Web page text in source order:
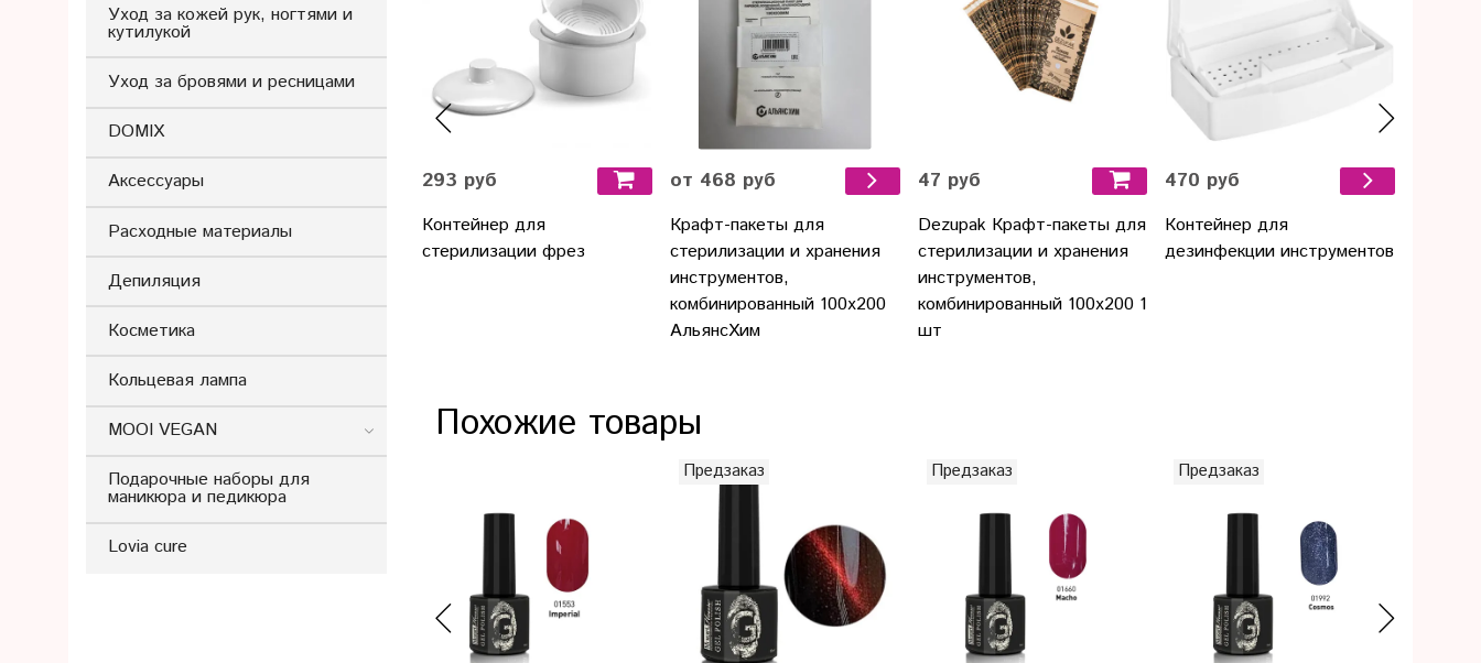
293 руб
Контейнер для
стерилизации фрез
от 468 руб
Крафт-пакеты для
стерилизации и хранения
инструментов,
комбинированный 100х200
АльянсХим
47 руб
Dezupak Крафт-пакеты для
стерилизации и хранения
инструментов,
комбинированный 100х200 1
шт
470 руб
Контейнер для
дезинфекции инструментов
Похожие товары
Предзаказ Предзаказ Предзаказ
Уход за кожей рук, ногтями и
кутилукой
Уход за бровями и ресницами
DOMIX
Аксессуары
Расходные материалы
Депиляция
Косметика
Кольцевая лампа
MOOI VEGAN
Подарочные наборы для
маникюра и педикюра
Lovia cure